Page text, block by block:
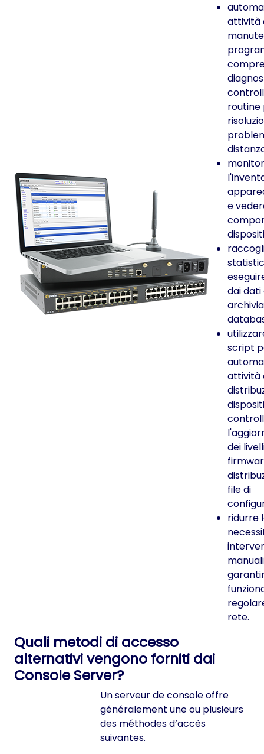
attività
routine
e
dai
script
attività
dei
file di
ridurre
rete.
Quali metodi di accesso
alternativi vengono forniti dai
Console Server?
Un serveur de console offre
généralement une ou plusieurs
des méthodes d’accès
suivantes.